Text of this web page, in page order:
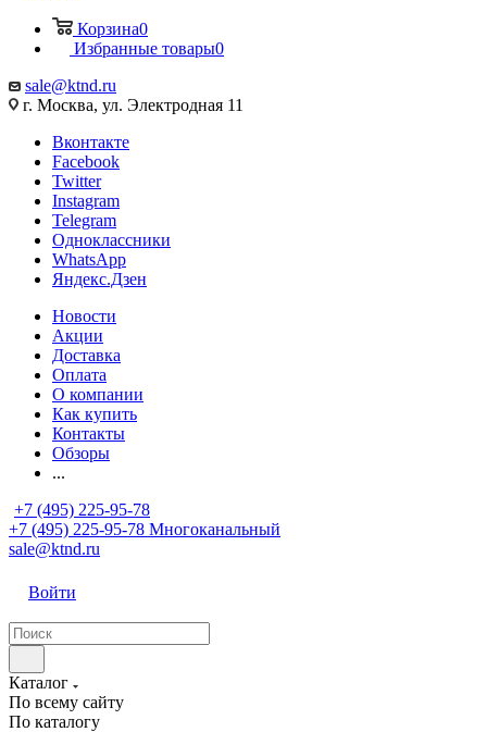
Корзина0
Избранные товары0
sale@ktnd.ru
г. Москва, ул. Электродная 11
Вконтакте
Facebook
Twitter
Instagram
Telegram
Одноклассники
WhatsApp
Яндекс.Дзен
Новости
Акции
Доставка
Оплата
О компании
Как купить
Контакты
Обзоры
...
+7 (495) 225-95-78
+7 (495) 225-95-78 Многоканальный
sale@ktnd.ru
Войти
Каталог
По всему сайту
По каталогу